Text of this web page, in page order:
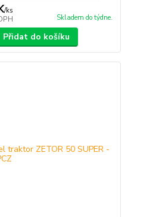
/ks
Skladem do týdne.
Přidat do košíku